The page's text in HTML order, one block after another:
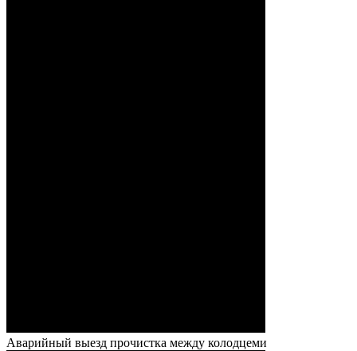
Аварийный выезд прочистка между колодцеми